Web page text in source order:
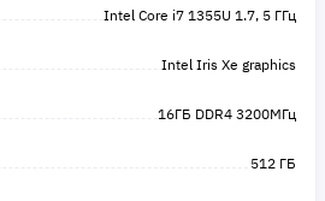
Intel Core i7 1355U 1.7, 5 ГГц
Intel Iris Xe graphics
16ГБ DDR4 3200МГц
512 ГБ